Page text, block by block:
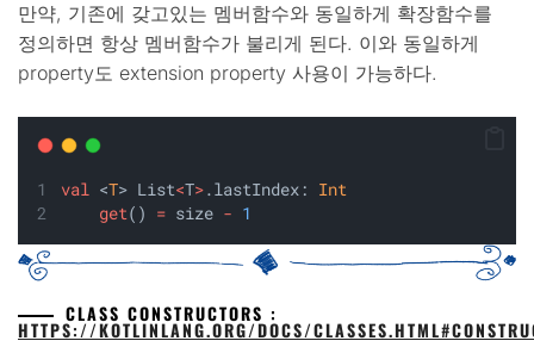
만약, 기존에 갖고있는 멤버함수와 동일하게 확장함수를
정의하면 항상 멤버함수가 불리게 된다. 이와 동일하게
property도 extension property 사용이 가능하다.
val <T> List<T>.lastIndex: Int
get() = size - 1
CLASS CONSTRUCTORS :
HTTPS://KOTLINLANG.ORG/DOCS/